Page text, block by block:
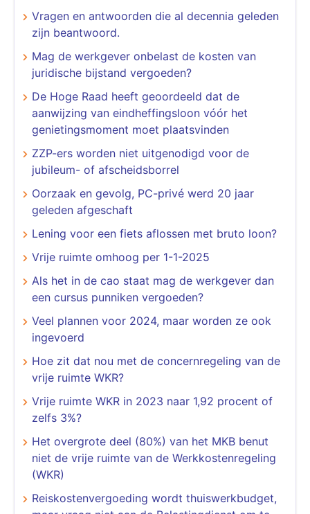
Vragen en antwoorden die al decennia geleden
zijn beantwoord.
Mag de werkgever onbelast de kosten van
juridische bijstand vergoeden?
De Hoge Raad heeft geoordeeld dat de
aanwijzing van eindheffingsloon vóór het
genietingsmoment moet plaatsvinden
​​​​​​​ZZP-ers worden niet uitgenodigd voor de
jubileum- of afscheidsborrel
Oorzaak en gevolg, PC-privé werd 20 jaar
geleden afgeschaft
Lening voor een fiets aflossen met bruto loon?
Vrije ruimte omhoog per 1-1-2025
Als het in de cao staat mag de werkgever dan
een cursus punniken vergoeden?
Veel plannen voor 2024, maar worden ze ook
ingevoerd
Hoe zit dat nou met de concernregeling van de
vrije ruimte WKR?
Vrije ruimte WKR in 2023 naar 1,92 procent of
zelfs 3%?
Het overgrote deel (80%) van het MKB benut
niet de vrije ruimte van de Werkkostenregeling
(WKR)
Reiskostenvergoeding wordt thuiswerkbudget,